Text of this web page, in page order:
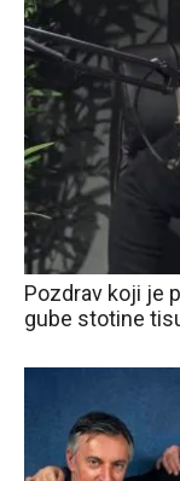
Pozdrav koji je
gube stotine